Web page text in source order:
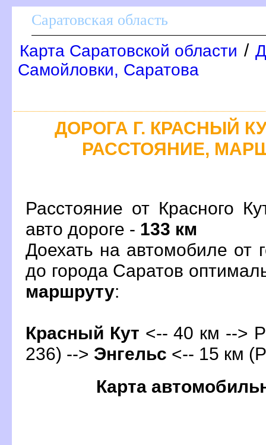
Саратовская область
Карта Саратовской области /
Самойловки, Саратова
ДОРОГА Г. КРАСНЫЙ
РАССТОЯНИЕ,
Расстояние от Красного
авто дороге - 133 км
Доехать на автомобиле от
до города Саратов
маршруту:
Красный Кут <-- 40 км -->
236) --> Энгельс <-- 15 км
Карта